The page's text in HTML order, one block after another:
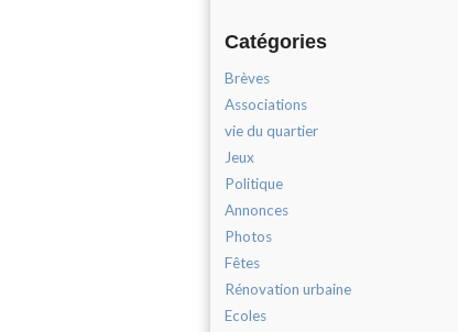
Catégories
Brèves
Associations
vie du quartier
Jeux
Politique
Annonces
Photos
Fêtes
Rénovation urbaine
Ecoles